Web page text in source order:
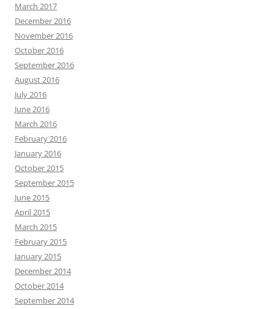
March 2017
December 2016
November 2016
October 2016
September 2016
August 2016
July 2016
June 2016
March 2016
February 2016
January 2016
October 2015
September 2015
June 2015
April 2015
March 2015
February 2015
January 2015
December 2014
October 2014
September 2014